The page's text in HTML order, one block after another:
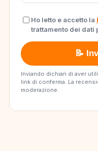
Ho letto e accetto la
trattamento dei dati
📝
Inviando dichiari di aver
link di conferma. La
moderazione.